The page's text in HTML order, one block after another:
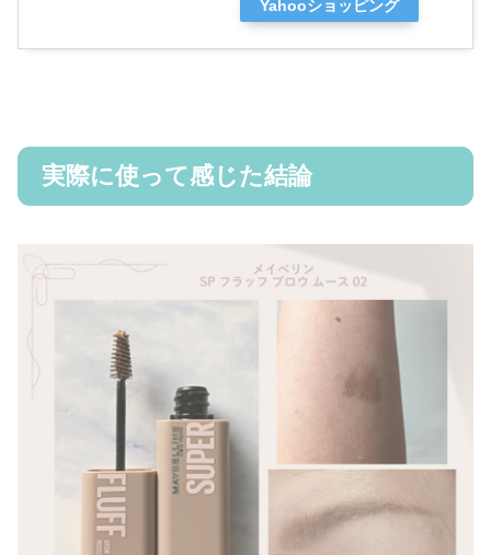
Yahooショッピング
実際に使って感じた結論